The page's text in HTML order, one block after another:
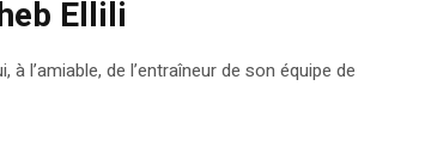
Ellili
l’amiable, de l’entraîneur de son équipe de